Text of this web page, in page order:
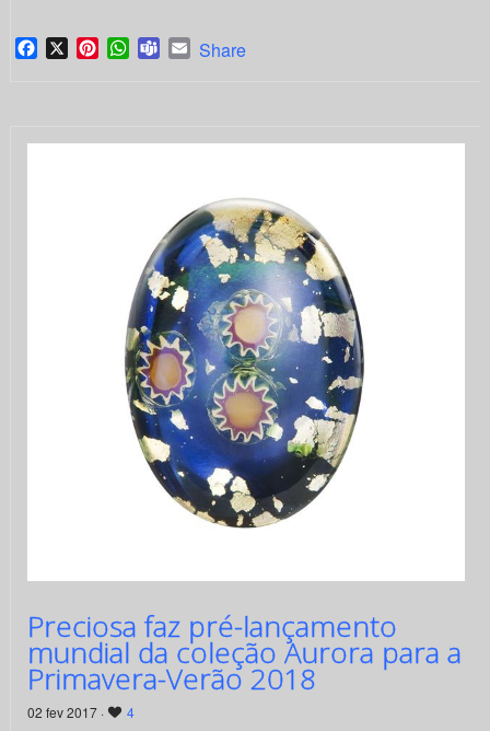
Facebook
X PinterestWhatsApp
TeamsEmail
Share
Preciosa faz pré-lançamento
mundial da coleção Aurora para a
Primavera-Verão 2018
02 fev 2017 · 4